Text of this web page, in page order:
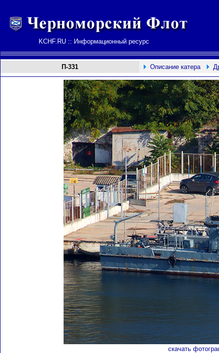
KCHF.RU :: Информационный ресурс
П-331 Описание катера
скачать